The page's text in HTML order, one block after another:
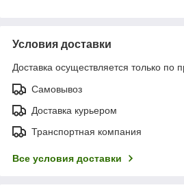
Условия доставки
Доставка осуществляется только по
Самовывоз
Доставка курьером
Транспортная компания
Все условия доставки